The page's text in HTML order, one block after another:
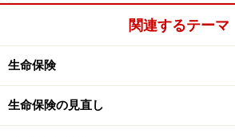
関連するテーマ
生命保険
生命保険の見直し